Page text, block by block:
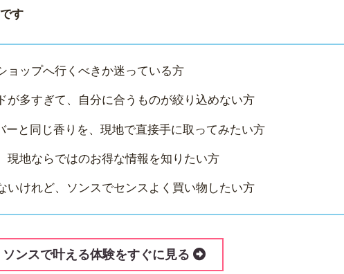
す
ョップへ行くべきか迷っている方
が多すぎて、自分に合うものが絞り込めない方
ーと同じ香りを、現地で直接手に取ってみたい方
現地ならではのお得な情報を知りたい方
いけれど、ソンスでセンスよく買い物したい方
ソンスで叶える体験をすぐに見る